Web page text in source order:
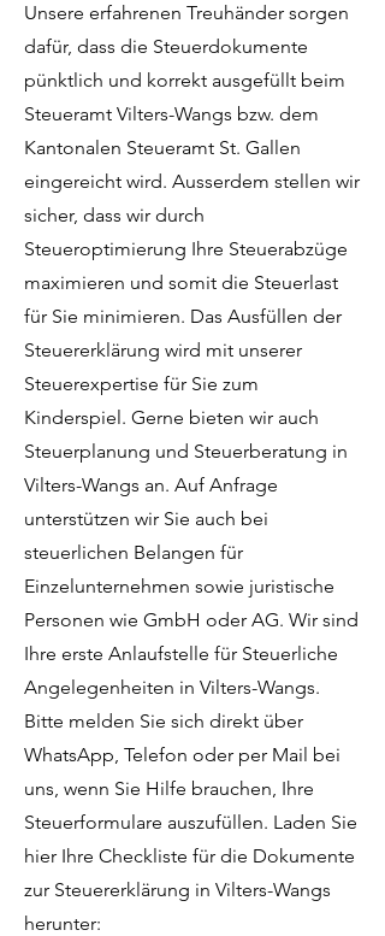
Unsere erfahrenen Treuhänder sorgen
dafür, dass die Steuerdokumente
pünktlich und korrekt ausgefüllt beim
Steueramt Vilters-Wangs bzw. dem
Kantonalen Steueramt St. Gallen
eingereicht wird. Ausserdem stellen wir
sicher, dass wir durch
Steueroptimierung Ihre Steuerabzüge
maximieren und somit die Steuerlast
für Sie minimieren. Das Ausfüllen der
Steuererklärung wird mit unserer
Steuerexpertise für Sie zum
Kinderspiel. Gerne bieten wir auch
Steuerplanung und Steuerberatung in
Vilters-Wangs an. Auf Anfrage
unterstützen wir Sie auch bei
steuerlichen Belangen für
Einzelunternehmen sowie juristische
Personen wie GmbH oder AG. Wir sind
Ihre erste Anlaufstelle für Steuerliche
Angelegenheiten in Vilters-Wangs.
Bitte melden Sie sich direkt über
WhatsApp, Telefon oder per Mail bei
uns, wenn Sie Hilfe brauchen, Ihre
Steuerformulare auszufüllen. Laden Sie
hier Ihre Checkliste für die Dokumente
zur Steuererklärung in Vilters-Wangs
herunter: